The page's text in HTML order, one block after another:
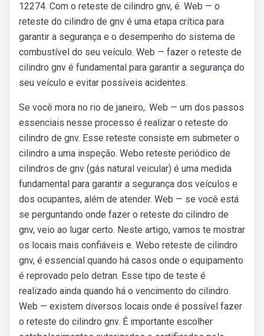
12274. Com o reteste de cilindro gnv, é. Web — o
reteste do cilindro de gnv é uma etapa crítica para
garantir a segurança e o desempenho do sistema de
combustível do seu veículo. Web — fazer o reteste de
cilindro gnv é fundamental para garantir a segurança do
seu veículo e evitar possíveis acidentes.
Se você mora no rio de janeiro,. Web — um dos passos
essenciais nesse processo é realizar o reteste do
cilindro de gnv. Esse reteste consiste em submeter o
cilindro a uma inspeção. Webo reteste periódico de
cilindros de gnv (gás natural veicular) é uma medida
fundamental para garantir a segurança dos veículos e
dos ocupantes, além de atender. Web — se você está
se perguntando onde fazer o reteste do cilindro de
gnv, veio ao lugar certo. Neste artigo, vamos te mostrar
os locais mais confiáveis e. Webo reteste de cilindro
gnv, é essencial quando há casos onde o equipamento
é reprovado pelo detran. Esse tipo de teste é
realizado ainda quando há o vencimento do cilindro.
Web — existem diversos locais onde é possível fazer
o reteste do cilindro gnv. É importante escolher